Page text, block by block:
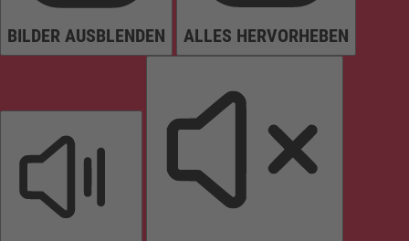
BILDER AUSBLENDEN ALLES HERVORHEBEN